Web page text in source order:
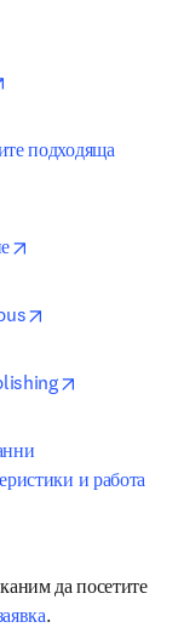
подходяща
и работа
да посетите
.